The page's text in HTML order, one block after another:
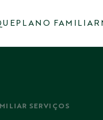
PLANO FAMILIAR
SERVIÇOS